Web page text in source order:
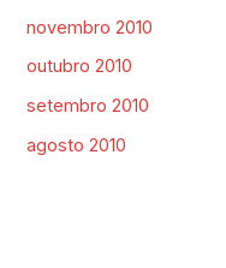
novembro 2010
outubro 2010
setembro 2010
agosto 2010